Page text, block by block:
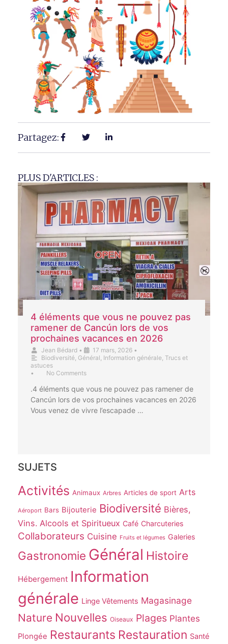
Partagez:
PLUS D'ARTICLES :
4 éléments que vous ne pouvez pas
ramener de Cancún lors de vos
prochaines vacances en 2026
Jean Bédard • 17 mars, 2026 •
Biodiversité Général Information générale Trucs et
astuces
•
No Comments
.4 éléments que vous ne pouvez pas ramener de
Cancún lors de vos prochaines vacances en 2026
Vous venez de vivre l’escapade …
SUJETS
Activités Animaux Arbres Articles de sport Arts
Aéroport Bars Bijouterie Biodiversité Bières,
Vins. Alcools et Spiritueux Café Charcuteries
Collaborateurs Cuisine Fruits et légumes Galeries
Gastronomie Général Histoire
Hébergement Information
générale Linge Vêtements Magasinage
Nature Nouvelles Oiseaux Plages Plantes
Plongée Restaurants Restauration Santé